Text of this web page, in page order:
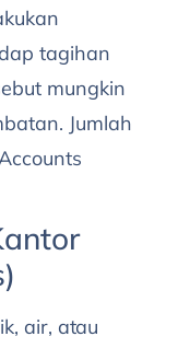
tagihan
mungkin
Jumlah
air, atau